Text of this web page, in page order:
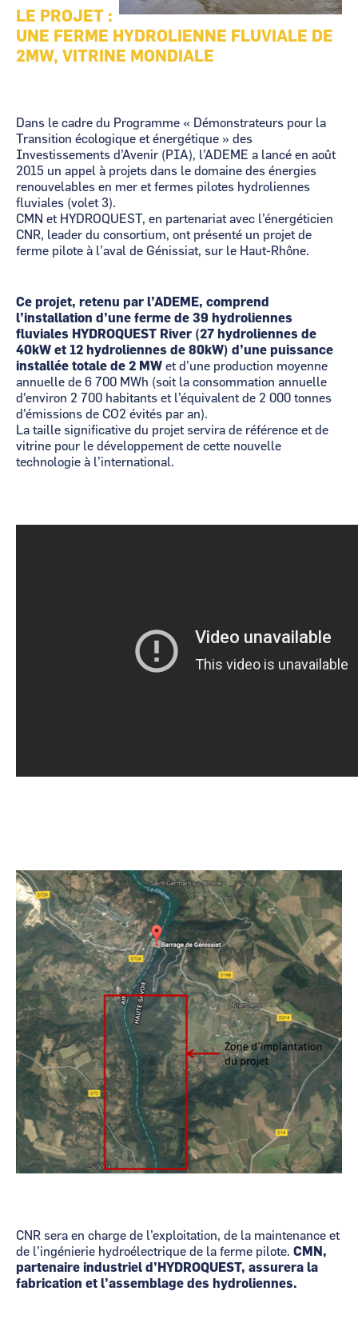
LE PROJET :
UNE FERME HYDROLIENNE FLUVIALE DE
2MW, VITRINE MONDIALE
Dans le cadre du Programme « Démonstrateurs pour la
Transition écologique et énergétique » des
Investissements d’Avenir (PIA), l’ADEME a lancé en août
2015 un appel à projets dans le domaine des énergies
renouvelables en mer et fermes pilotes hydroliennes
fluviales (volet 3).
CMN et HYDROQUEST, en partenariat avec l’énergéticien
CNR, leader du consortium, ont présenté un projet de
ferme pilote à l’aval de Génissiat, sur le Haut-Rhône.
Ce projet, retenu par l’ADEME, comprend
l’installation d’une ferme de 39 hydroliennes
fluviales HYDROQUEST River (27 hydroliennes de
40kW et 12 hydroliennes de 80kW) d’une puissance
installée totale de 2 MW et d’une production moyenne
annuelle de 6 700 MWh (soit la consommation annuelle
d'environ 2 700 habitants et l’équivalent de 2 000 tonnes
d'émissions de CO2 évités par an).
La taille significative du projet servira de référence et de
vitrine pour le développement de cette nouvelle
technologie à l’international.
CNR sera en charge de l’exploitation, de la maintenance et
de l’ingénierie hydroélectrique de la ferme pilote. CMN,
partenaire industriel d’HYDROQUEST, assurera la
fabrication et l’assemblage des hydroliennes.